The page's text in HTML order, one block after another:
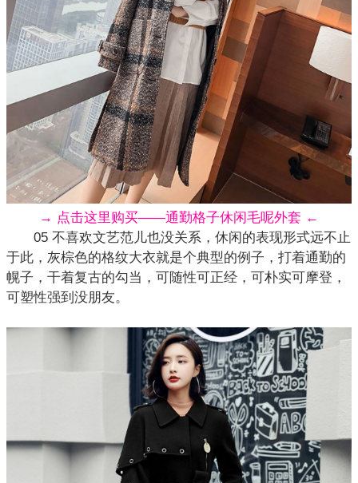
→ 点击这里购买——通勤格子休闲毛呢外套 ←
05 不喜欢文艺范儿也没关系，休闲的表现形式远不止
于此，灰棕色的格纹大衣就是个典型的例子，打着通勤的
幌子，干着复古的勾当，可随性可正经，可朴实可摩登，
可塑性强到没朋友。